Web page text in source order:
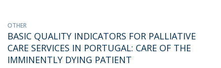
OTHER
BASIC QUALITY INDICATORS FOR PALLIATIVE
CARE SERVICES IN PORTUGAL: CARE OF THE
IMMINENTLY DYING PATIENT